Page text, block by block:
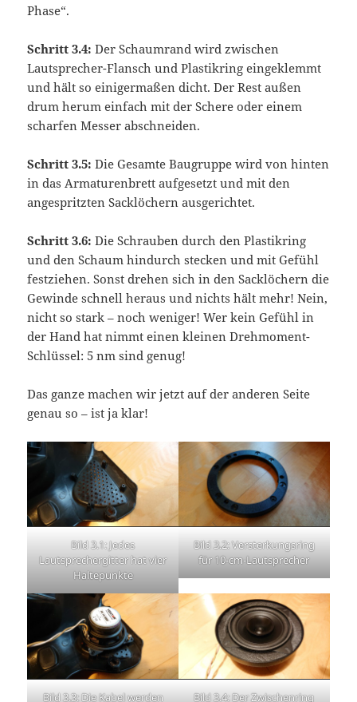
Phase“.
Schritt 3.4:Der Schaumrand wird zwischen
Lautsprecher-Flansch und Plastikring eingeklemmt
und hält so einigermaßen dicht. Der Rest außen
drum herum einfach mit der Schere oder einem
scharfen Messer abschneiden.
Schritt 3.5: Die Gesamte Baugruppe wird von hinten
in das Armaturenbrett aufgesetzt und mit den
angespritzten Sacklöchern ausgerichtet.
Schritt 3.6: Die Schrauben durch den Plastikring
und den Schaum hindurch stecken und mit Gefühl
festziehen. Sonst drehen sich in den Sacklöchern die
Gewinde schnell heraus und nichts hält mehr! Nein,
nicht so stark – noch weniger! Wer kein Gefühl in
der Hand hat nimmt einen kleinen Drehmoment-
Schlüssel: 5 nm sind genug!
Das ganze machen wir jetzt auf der anderen Seite
genau so – ist ja klar!
Bild 3.1: Jedes
Lautsprechergitter hat vier
Haltepunkte
Bild 3.2: Versterkungsring
für 10-cm-Lautsprecher
Bild 3.3: Die Kabel werden Bild 3.4: Der Zwischenring